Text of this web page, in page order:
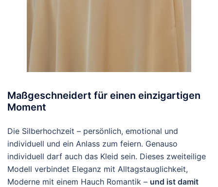
Maßgeschneidert für einen einzigartigen
Moment
Die Silberhochzeit – persönlich, emotional und
individuell und ein Anlass zum feiern. Genauso
individuell darf auch das Kleid sein. Dieses zweiteilige
Modell verbindet Eleganz mit Alltagstauglichkeit,
Moderne mit einem Hauch Romantik – und ist damit